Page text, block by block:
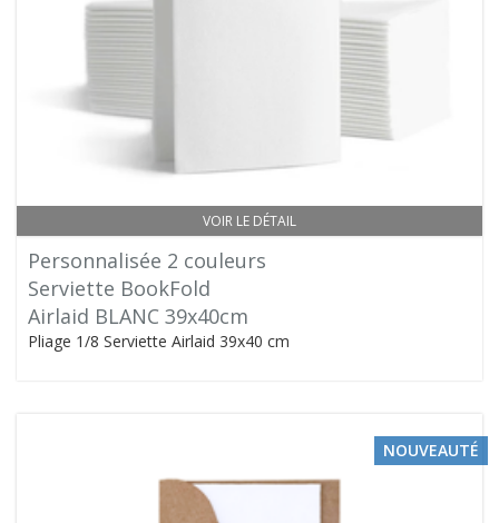
VOIR LE DÉTAIL
Personnalisée 2 couleurs
Serviette BookFold
Airlaid BLANC 39x40cm
Pliage 1/8 Serviette Airlaid 39x40 cm
NOUVEAUTÉ